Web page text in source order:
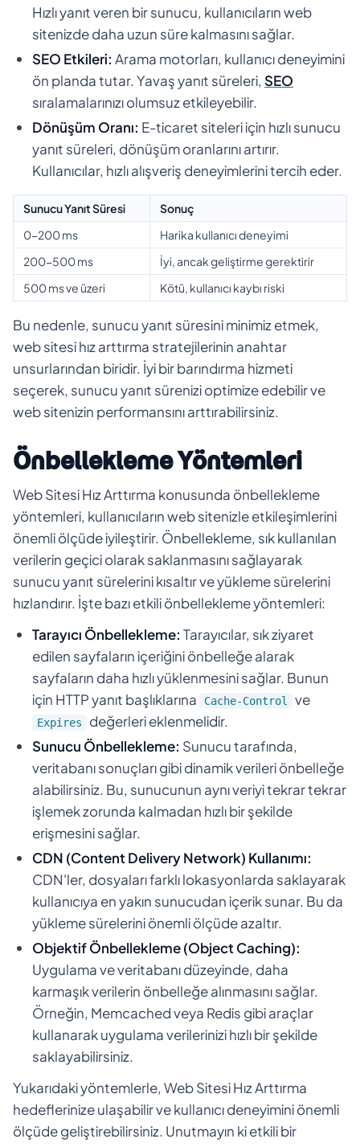
Hızlı yanıt veren bir sunucu, kullanıcıların web
sitenizde daha uzun süre kalmasını sağlar.
SEO Etkileri: Arama motorları, kullanıcı deneyimini
ön planda tutar. Yavaş yanıt süreleri, SEO
sıralamalarınızı olumsuz etkileyebilir.
Dönüşüm Oranı: E-ticaret siteleri için hızlı sunucu
yanıt süreleri, dönüşüm oranlarını artırır.
Kullanıcılar, hızlı alışveriş deneyimlerini tercih eder.
Sunucu Yanıt Süresi
Sonuç
0-200 ms
Harika kullanıcı deneyimi
200-500 ms
İyi, ancak geliştirme gerektirir
500 ms ve üzeri
Kötü, kullanıcı kaybı riski
Bu nedenle, sunucu yanıt süresini minimiz etmek,
web sitesi hız arttırma stratejilerinin anahtar
unsurlarından biridir. İyi bir barındırma hizmeti
seçerek, sunucu yanıt sürenizi optimize edebilir ve
web sitenizin performansını arttırabilirsiniz.
Önbellekleme Yöntemleri
Web Sitesi Hız Arttırma konusunda önbellekleme
yöntemleri, kullanıcıların web sitenizle etkileşimlerini
önemli ölçüde iyileştirir. Önbellekleme, sık kullanılan
verilerin geçici olarak saklanmasını sağlayarak
sunucu yanıt sürelerini kısaltır ve yükleme sürelerini
hızlandırır. İşte bazı etkili önbellekleme yöntemleri:
Tarayıcı Önbellekleme: Tarayıcılar, sık ziyaret
edilen sayfaların içeriğini önbelleğe alarak
sayfaların daha hızlı yüklenmesini sağlar. Bunun
için HTTP yanıt başlıklarına
Cache-Control ve
Expires
değerleri eklenmelidir.
Sunucu Önbellekleme: Sunucu tarafında,
veritabanı sonuçları gibi dinamik verileri önbelleğe
alabilirsiniz. Bu, sunucunun aynı veriyi tekrar tekrar
işlemek zorunda kalmadan hızlı bir şekilde
erişmesini sağlar.
CDN (Content Delivery Network) Kullanımı:
CDN'ler, dosyaları farklı lokasyonlarda saklayarak
kullanıcıya en yakın sunucudan içerik sunar. Bu da
yükleme sürelerini önemli ölçüde azaltır.
Objektif Önbellekleme (Object Caching):
Uygulama ve veritabanı düzeyinde, daha
karmaşık verilerin önbelleğe alınmasını sağlar.
Örneğin, Memcached veya Redis gibi araçlar
kullanarak uygulama verilerinizi hızlı bir şekilde
saklayabilirsiniz.
Yukarıdaki yöntemlerle, Web Sitesi Hız Arttırma
hedeflerinize ulaşabilir ve kullanıcı deneyimini önemli
ölçüde geliştirebilirsiniz. Unutmayın ki etkili bir